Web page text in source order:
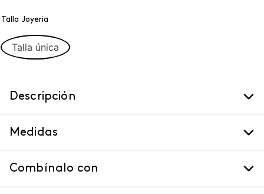
Talla Joyeria
Talla única
Descripción
Medidas
Combínalo con